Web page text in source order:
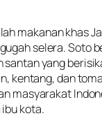
makanan khas
selera. Soto
santan yang
kentang, dan
masyarakat
kota.